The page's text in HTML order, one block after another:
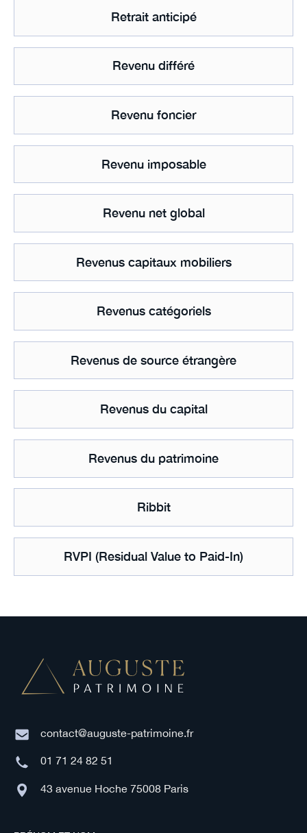
Retrait anticipé
Revenu différé
Revenu foncier
Revenu imposable
Revenu net global
Revenus capitaux mobiliers
Revenus catégoriels
Revenus de source étrangère
Revenus du capital
Revenus du patrimoine
Ribbit
RVPI (Residual Value to Paid-In)
contact@auguste-patrimoine.fr
01 71 24 82 51
43 avenue Hoche 75008 Paris